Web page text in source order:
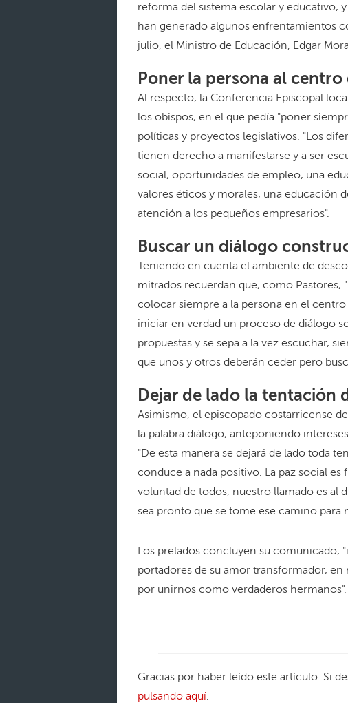
reforma del sistema escolar y educativo,
han generado algunos enfrentamientos
julio, el Ministro de Educación, Edgar
Poner la persona al
Al respecto, la Conferencia Episcopal
los obispos, en el que pedía "poner
políticas y proyectos legislativos. "Los
tienen derecho a manifestarse y a ser
social, oportunidades de empleo, una
valores éticos y morales, una educación
atención a los pequeños empresarios".
Buscar un diálogo
Teniendo en cuenta el ambiente de
mitrados recuerdan que, como
colocar siempre a la persona en el
iniciar en verdad un proceso de diálogo
propuestas y se sepa a la vez escuchar,
que unos y otros deberán ceder pero
Dejar de lado la tentación
Asimismo, el episcopado costarricense
la palabra diálogo, anteponiendo
"De esta manera se dejará de lado toda
conduce a nada positivo. La paz social
voluntad de todos, nuestro llamado es al
sea pronto que se tome ese camino para
Los prelados concluyen su comunicado,
portadores de su amor transformador,
por unirnos como verdaderos hermanos".
Gracias por haber leído este artículo. Si
pulsando aquí.